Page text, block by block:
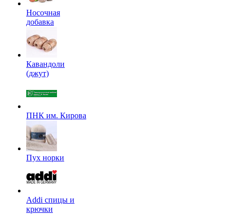
Носочная
добавка
Кавандоли
(джут)
ПНК им. Кирова
Пух норки
Addi спицы и
крючки